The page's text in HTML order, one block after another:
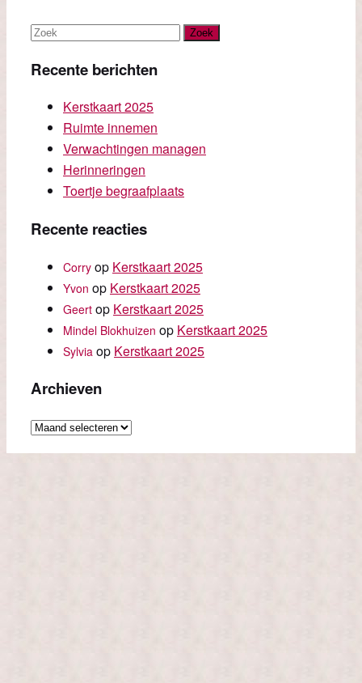
Recente berichten
Kerstkaart 2025
Ruimte innemen
Verwachtingen managen
Herinneringen
Toertje begraafplaats
Recente reacties
Corry op Kerstkaart 2025
Yvon op Kerstkaart 2025
Geert op Kerstkaart 2025
Mindel Blokhuizen op Kerstkaart 2025
Sylvia op Kerstkaart 2025
Archieven
Archieven